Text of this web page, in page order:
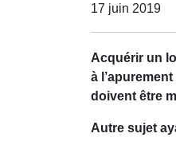
17 juin 2019
Acquérir un
à
doivent être
Autre sujet